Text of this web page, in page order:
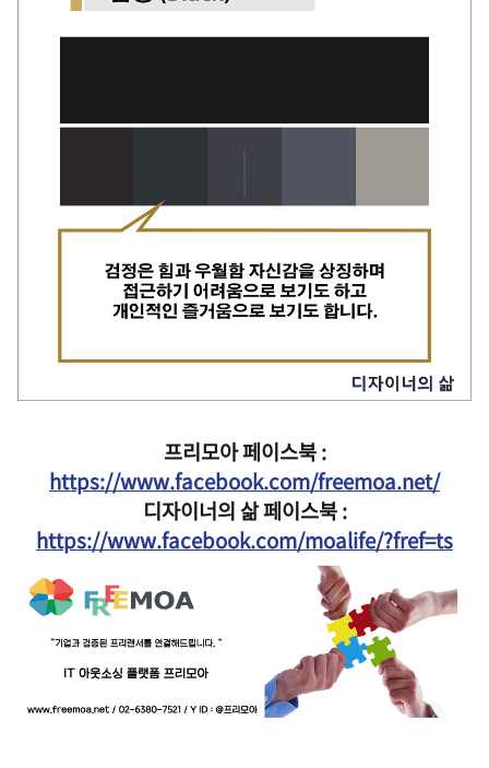
프리모아 페이스북 :
https://www.facebook.com/freemoa.net/
디자이너의 삶 페이스북 :
https://www.facebook.com/moalife/?fref=ts